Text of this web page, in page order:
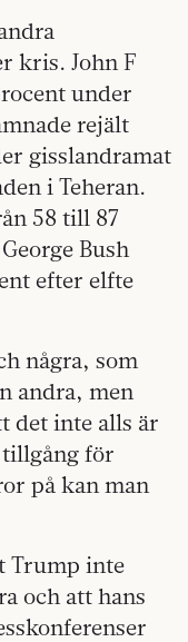
kris. John F
under
rejält
gisslandramat
i Teheran.
58 till 87
Bush
efter elfte
några, som
andra, men
det inte alls är
för
på kan man
Trump inte
och att hans